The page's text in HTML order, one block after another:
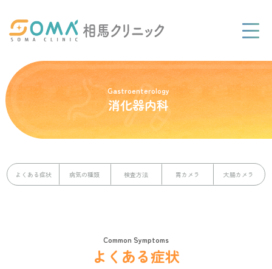
Gastroenterology
消化器内科
よくある症状 病気の種類 検査方法 胃カメラ 大腸カメラ
Common Symptoms
よくある症状